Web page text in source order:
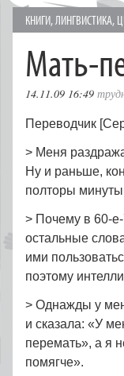
КНИГИ,ЛИНГВИСТИКА,
Мать-
14.11.09 16:49
Переводчик
> Меня
Ну и раньше,
полторы минуты
> Почему в 60-
остальные
ими
поэтому
> Однажды у
и сказала: «У
перемать», а я
помягче».